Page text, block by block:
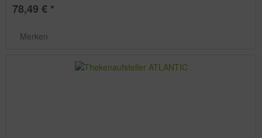
78,49 € *
Merken